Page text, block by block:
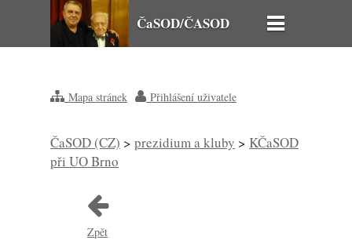
ČaSOD/ČASOD
Mapa stránek Přihlášení uživatele
ČaSOD (CZ) > prezidium a kluby > KČaSOD
při UO Brno
Zpět